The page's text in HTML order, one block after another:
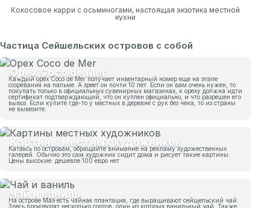
Кокосовое карри с осьминогами, настоящая экзотика местной
кухни
Частица Сейшельских островов с собой
Орех Coco de Mer
Каждый орех Coco de Mer получает инвентарный номер еще на этапе
созревания на пальме. А зреет он почти 10 лет. Если он вам очень нужен, то
покупать только в официальных сувенирных магазинах, к ореху должна идти
сертификат подтверждающий, что он куплен официально, и что разрешен его
вывоз. Если купите где-то у местных в деревне с рук без чека, то из страны
не вывезите.
Картины местных художников
Катаясь по островам, обращайте внимание на рекламу художественных
галерей. Обычно это сам художник сидит дома и рисует такие картины.
Цены высокие: дешевле 100 евро нет
Чай и ваниль
На острове Маэ есть чайная плантация, где выращивают сейшельский чай.
Здесь производят несколько сортов, один из которых ванильный чай. Также